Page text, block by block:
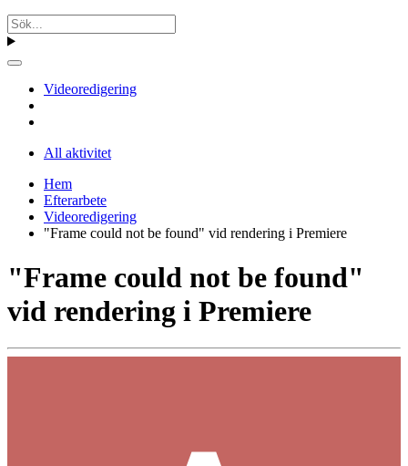
Videoredigering
All aktivitet
Hem
Efterarbete
Videoredigering
"Frame could not be found" vid rendering i Premiere
"Frame could not be found"
vid rendering i Premiere